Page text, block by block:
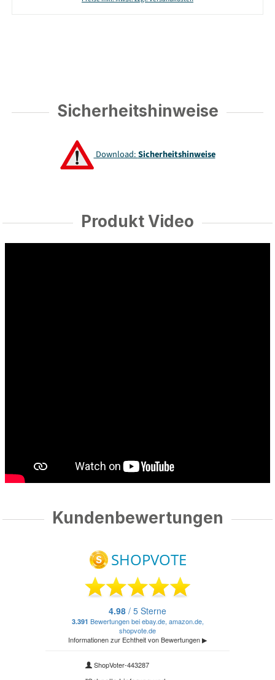
Sicherheitshinweise
Download:Sicherheitshinweise
Produkt Video
Kundenbewertungen